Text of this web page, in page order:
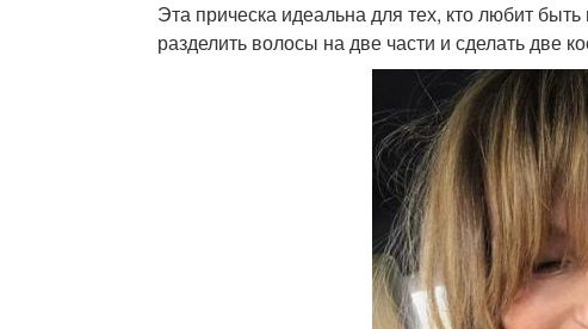
Эта прическа идеальна для тех, кто любит
разделить волосы на две части и сделать две